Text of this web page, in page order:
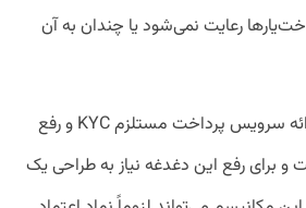
رعایت نمی‌شود یا چندان به آن
او تاکید کرد که بی‌شک ارائه سرویس پرداخت مستلزم KYC و رفع
برای رفع این دغدغه نیاز به طراحی یک